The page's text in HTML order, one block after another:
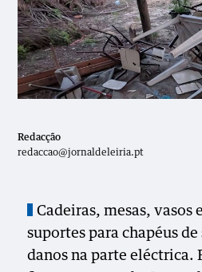
Redacção
redaccao@jornaldeleiria.pt
Cadeiras, mesas, vasos
suportes para chapéus
danos na parte eléctrica.